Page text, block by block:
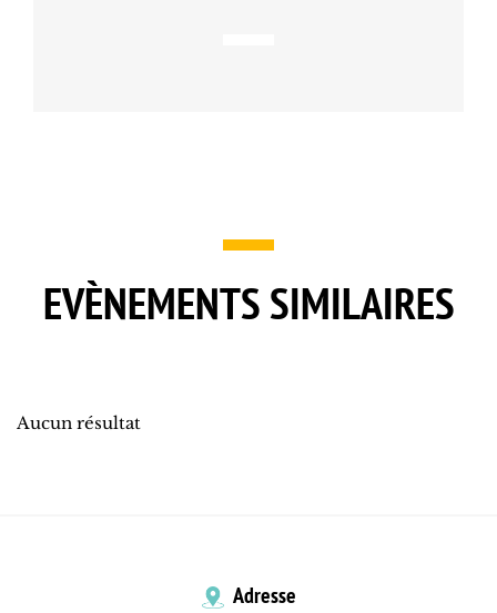
EVÈNEMENTS SIMILAIRES
Aucun résultat
Adresse